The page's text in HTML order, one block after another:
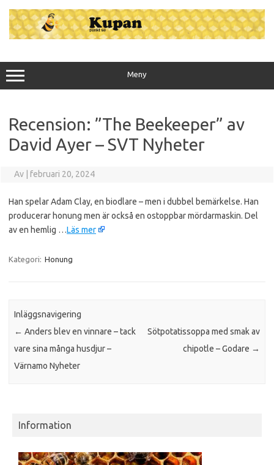
innehåll
Meny
Recension: ”The Beekeeper” av
David Ayer – SVT Nyheter
Av februari 20, 2024
Han spelar Adam Clay, en biodlare – men i dubbel bemärkelse. Han
producerar honung men är också en ostoppbar mördarmaskin. Del
av en hemlig …Läs mer
Kategori: Honung
Inläggsnavigering
← Anders blev en vinnare – tack
vare sina många husdjur –
Värnamo Nyheter
Sötpotatissoppa med smak av
chipotle – Godare →
Information